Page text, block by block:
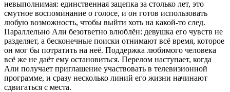
невыполнимая: единственная зацепка за столько лет, это
смутное воспоминание о голосе, и он готов использовать
любую возможность, чтобы выйти хоть на какой-то след.
Параллельно Али безответно влюблён: девушка его чувств не
разделяет, а бесконечные поиски отнимают всё время, которое
он мог бы потратить на неё. Поддержка любимого человека
всё же не даёт ему остановиться. Перелом наступает, когда
Али получает приглашение участвовать в телевизионной
программе, и сразу несколько линий его жизни начинают
сдвигаться с места.